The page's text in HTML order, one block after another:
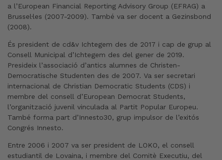
a l’European Financial Reporting Advisory Group (EFRAG) a
Brussel·les (2007-2009). També va ser docent a Gezinsbond
(2008).
És president de cd&v Ichtegem des de 2017 i cap de grup al
Consell Municipal d’Ichtegem des del gener de 2019.
Presideix l’associació d’antics alumnes de Christen-
Democratische Studenten des de 2007. Va ser secretari
internacional de Christian Democratic Students (CDS) i
membre del consell d’European Democrat Students,
l’organització juvenil vinculada al Partit Popular Europeu.
També forma part d’Innesto30, grup impulsor de l’exitós
Congrés Innesto.
Entre 2006 i 2007 va ser president de LOKO, el consell
estudiantil de Lovaina, i membre del Comitè Executiu, del